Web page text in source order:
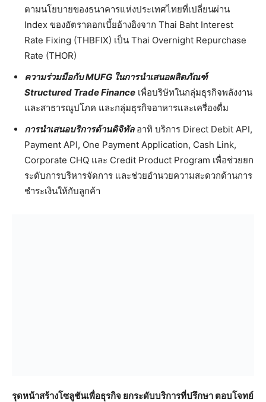
ตามนโยบายของธนาคารแห่งประเทศไทยที่เปลี่ยนผ่าน
Index ของอัตราดอกเบี้ยอ้างอิงจาก Thai Baht Interest
Rate Fixing (THBFIX) เป็น Thai Overnight Repurchase
Rate (THOR)
ความร่วมมือกับMUFG ในการนำเสนอผลิตภัณฑ์
Structured Trade Finance เพื่อบริษัทในกลุ่มธุรกิจพลังงาน
และสาธารณูปโภค และกลุ่มธุรกิจอาหารและเครื่องดื่ม
การนำเสนอบริการด้านดิจิทัลอาทิ บริการ Direct Debit API,
Payment API, One Payment Application, Cash Link,
Corporate CHQ และ Credit Product Program เพื่อช่วยยก
ระดับการบริหารจัดการ และช่วยอำนวยความสะดวกด้านการ
ชำระเงินให้กับลูกค้า
รุดหน้าสร้างโซลูชันเพื่อธุรกิจ ยกระดับบริการที่ปรึกษา ตอบโจทย์